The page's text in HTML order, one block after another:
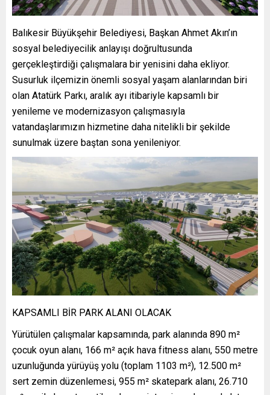
Balıkesir Büyükşehir Belediyesi, Başkan Ahmet Akın’ın
sosyal belediyecilik anlayışı doğrultusunda
gerçekleştirdiği çalışmalara bir yenisini daha ekliyor.
Susurluk ilçemizin önemli sosyal yaşam alanlarından biri
olan Atatürk Parkı, aralık ayı itibariyle kapsamlı bir
yenileme ve modernizasyon çalışmasıyla
vatandaşlarımızın hizmetine daha nitelikli bir şekilde
sunulmak üzere baştan sona yenileniyor.
KAPSAMLI BİR PARK ALANI OLACAK
Yürütülen çalışmalar kapsamında, park alanında 890 m²
çocuk oyun alanı, 166 m² açık hava fitness alanı, 550 metre
uzunluğunda yürüyüş yolu (toplam 1103 m²), 12.500 m²
sert zemin düzenlemesi, 955 m² skatepark alanı, 26.710